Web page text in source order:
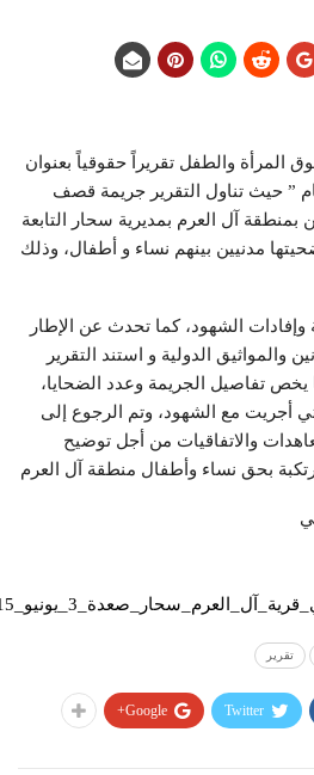
والطفل تقريراً حقوقياً بعنوان
” حيث تناول التقرير جريمة قصف
بمنطقة آل العرم بمديرية سحار التابعة
مدنيين بينهم نساء و أطفال، وذلك
الشهود، كما تحدث عن الإطار
والمواثيق الدولية و استند التقرير
يخص تفاصيل الجريمة وعدد الضحايا،
أجريت مع الشهود، وتم الرجوع إلى
والاتفاقيات من أجل توضيح
بحق نساء وأطفال منطقة آل العرم
تقرير
Twitter
Google+